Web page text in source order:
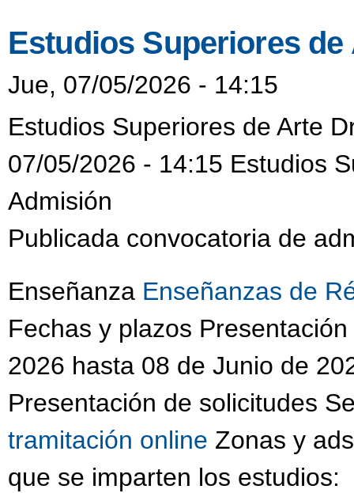
Estudios Superiores
Jue, 07/05/2026 - 14:15
Estudios Superiores de Arte
07/05/2026 - 14:15 Estudios
Admisión
Publicada convocatoria de
Enseñanza Enseñanzas de
Fechas y plazos
2026 hasta 08 de Junio de
Presentación de solicitudes
tramitación online Zonas y
que se imparten los estudios: